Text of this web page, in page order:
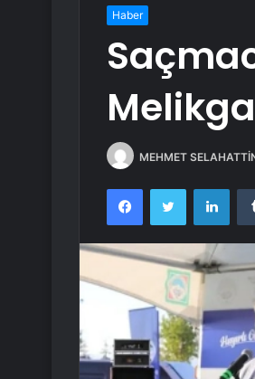
Haber
MEHMET
FacebookTwitter